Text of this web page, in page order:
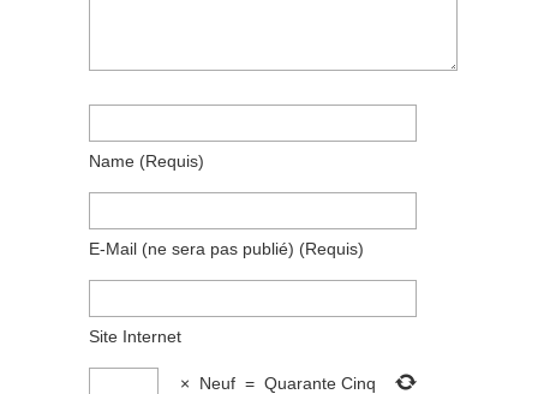
Name (requis)
E-Mail (ne sera pas publié) (requis)
Site Internet
× Neuf = Quarante Cinq